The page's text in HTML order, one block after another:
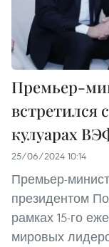
Премьер-
встретился
кулуарах
25/06/2024 10:14
Премьер-
президентом
рамках 15-го
мировых